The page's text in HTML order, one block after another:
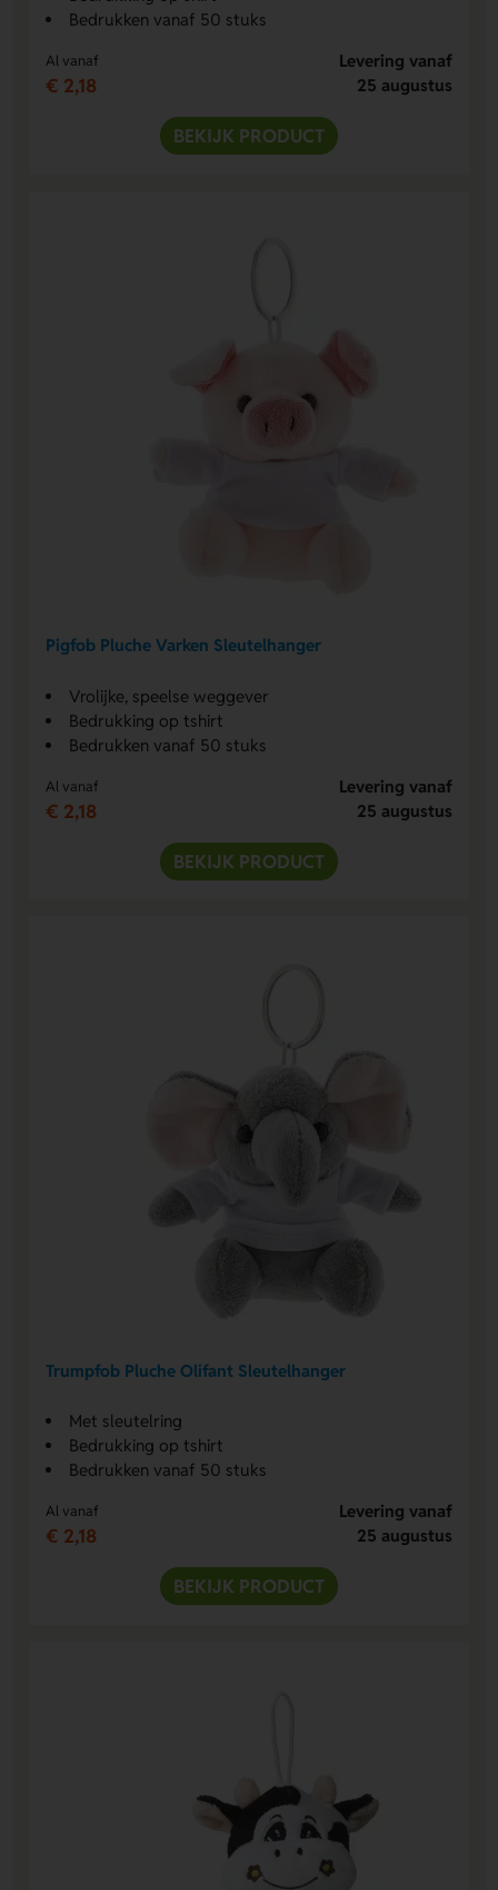
Bedrukken vanaf 50 stuks
Al vanaf
€ 2,18
Levering vanaf
25 augustus
BEKIJK PRODUCT
Pigfob Pluche Varken Sleutelhanger
Vrolijke, speelse weggever
Bedrukking op tshirt
Bedrukken vanaf 50 stuks
Al vanaf
€ 2,18
Levering vanaf
25 augustus
BEKIJK PRODUCT
Trumpfob Pluche Olifant Sleutelhanger
Met sleutelring
Bedrukking op tshirt
Bedrukken vanaf 50 stuks
Al vanaf
€ 2,18
Levering vanaf
25 augustus
BEKIJK PRODUCT